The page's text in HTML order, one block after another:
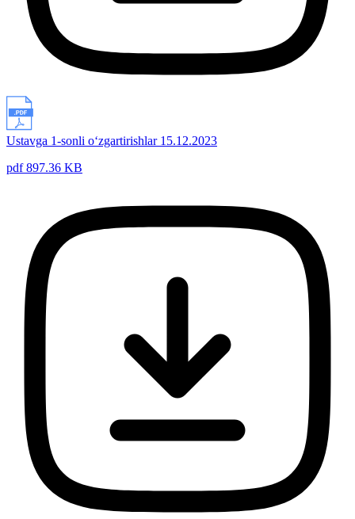
Ustavga 1-sonli o‘zgartirishlar 15.12.2023
pdf 897.36 KB